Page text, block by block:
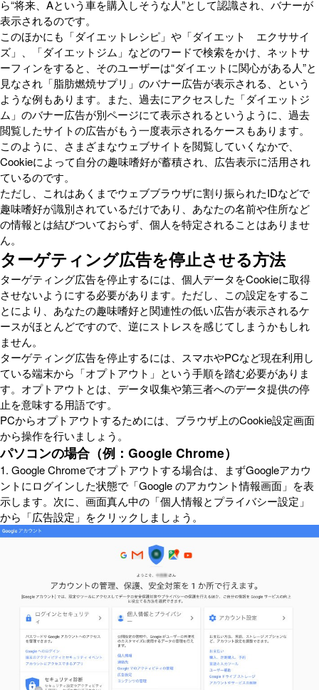
ら“将来、Aという車を購入しそうな人”として認識され、バナーが
表示されるのです。
このほかにも「ダイエットレシピ」や「ダイエット エクササイ
ズ」、「ダイエットジム」などのワードで検索をかけ、ネットサ
ーフィンをすると、そのユーザーは“ダイエットに関心がある人”と
見なされ「脂肪燃焼サプリ」のバナー広告が表示される、という
ような例もあります。また、過去にアクセスした「ダイエットジ
ム」のバナー広告が別ページにて表示されるというように、過去
閲覧したサイトの広告がもう一度表示されるケースもあります。
このように、さまざまなウェブサイトを閲覧していくなかで、
Cookieによって自分の趣味嗜好が蓄積され、広告表示に活用され
ているのです。
ただし、これはあくまでウェブブラウザに割り振られたIDなどで
趣味嗜好が識別されているだけであり、あなたの名前や住所など
の情報とは結びついておらず、個人を特定されることはありませ
ん。
ターゲティング広告を停止させる方法
ターゲティング広告を停止するには、個人データをCookieに取得
させないようにする必要があります。ただし、この設定をするこ
とにより、あなたの趣味嗜好と関連性の低い広告が表示されるケ
ースがほとんどですので、逆にストレスを感じてしまうかもしれ
ません。
ターゲティング広告を停止するには、スマホやPCなど現在利用し
ている端末から「オプトアウト」という手順を踏む必要がありま
す。オプトアウトとは、データ収集や第三者へのデータ提供の停
止を意味する用語です。
PCからオプトアウトするためには、ブラウザ上のCookie設定画面
から操作を行いましょう。
パソコンの場合（例：Google Chrome）
1. Google Chromeでオプトアウトする場合は、まずGoogleアカウ
ントにログインした状態で「Google のアカウント情報画面」を表
示します。次に、画面真ん中の「個人情報とプライバシー設定」
から「広告設定」をクリックしましょう。